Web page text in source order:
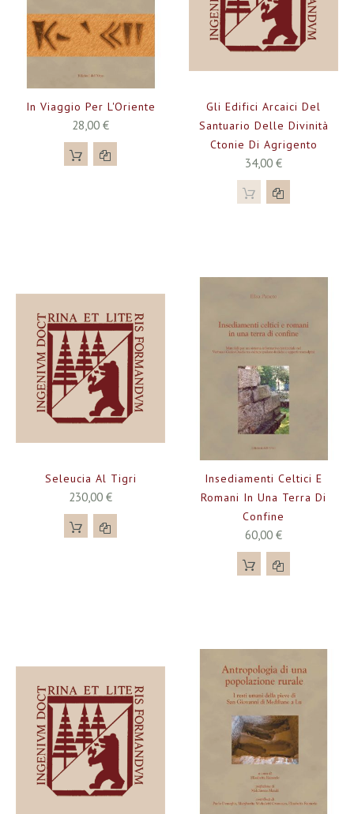
In Viaggio Per L'Oriente
28,00 €
Gli Edifici Arcaici Del
Santuario Delle Divinità
Ctonie Di Agrigento
34,00 €
Seleucia Al Tigri
230,00 €
Insediamenti Celtici E
Romani In Una Terra Di
Confine
60,00 €